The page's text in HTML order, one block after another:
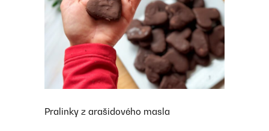
Pralinky z arašidového masla